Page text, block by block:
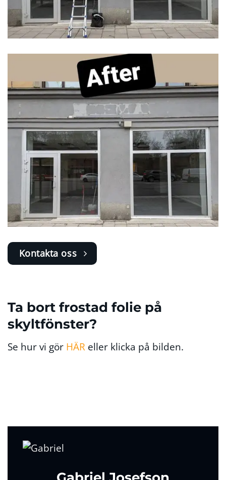
Kontakta oss
Ta bort frostad folie på
skyltfönster?
Se hur vi gör HÄR eller klicka på bilden.